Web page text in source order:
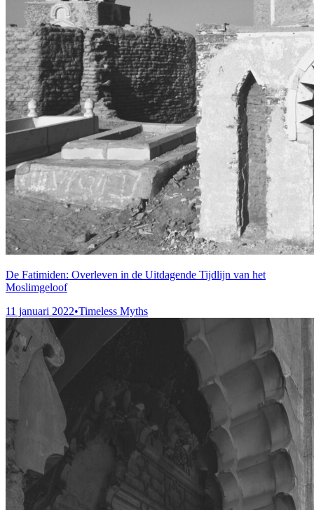
De Fatimiden: Overleven in de Uitdagende Tijdlijn van het
Moslimgeloof
11 januari 2022•Timeless Myths